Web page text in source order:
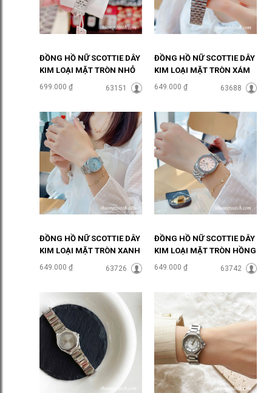
ĐỒNG HỒ NỮ SCOTTIE DÂY
KIM LOẠI MẶT TRÒN NHỎ
ĐÍNH ĐÁ ĐHĐ48601
699.000 ₫ 63151
ĐỒNG HỒ NỮ SCOTTIE DÂY
KIM LOẠI MẶT TRÒN XÁM
THỜI THƯỢNG ĐHĐ48302
649.000 ₫ 63688
ĐỒNG HỒ NỮ SCOTTIE DÂY
KIM LOẠI MẶT TRÒN XANH
NGỌC ĐHĐ48303
649.000 ₫ 63726
ĐỒNG HỒ NỮ SCOTTIE DÂY
KIM LOẠI MẶT TRÒN HỒNG
PASTEL ĐHĐ48301
649.000 ₫ 63742